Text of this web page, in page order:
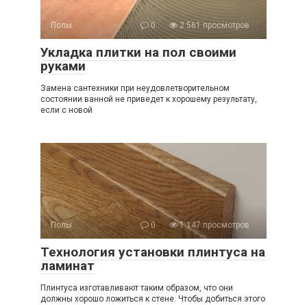
Полы 0 2 561 просмотров
Укладка плитки на пол своими
руками
Замена сантехники при неудовлетворительном
состоянии ванной не приведет к хорошему результату,
если с новой
Полы 0 1 147 просмотров
Технология установки плинтуса на
ламинат
Плинтуса изготавливают таким образом, что они
должны хорошо ложиться к стене. Чтобы добиться этого